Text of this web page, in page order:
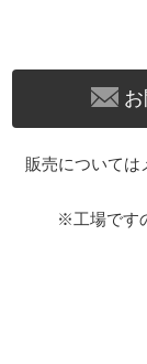
販売については
※工場です